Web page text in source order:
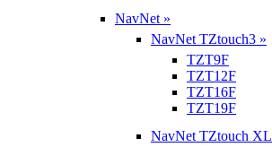
NavNet »
NavNet TZtouch3 »
TZT9F
TZT12F
TZT16F
TZT19F
NavNet TZtouch XL